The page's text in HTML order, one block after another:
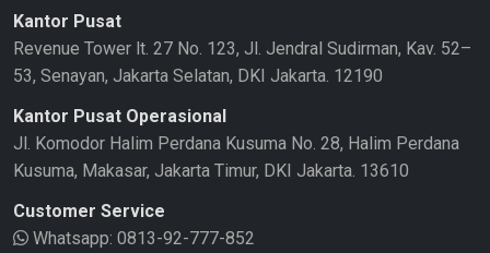
Kantor Pusat
Revenue Tower lt. 27 No. 123, Jl. Jendral Sudirman, Kav. 52–
53, Senayan, Jakarta Selatan, DKI Jakarta. 12190
Kantor Pusat Operasional
Jl. Komodor Halim Perdana Kusuma No. 28, Halim Perdana
Kusuma, Makasar, Jakarta Timur, DKI Jakarta. 13610
Customer Service
Whatsapp: 0813-92-777-852